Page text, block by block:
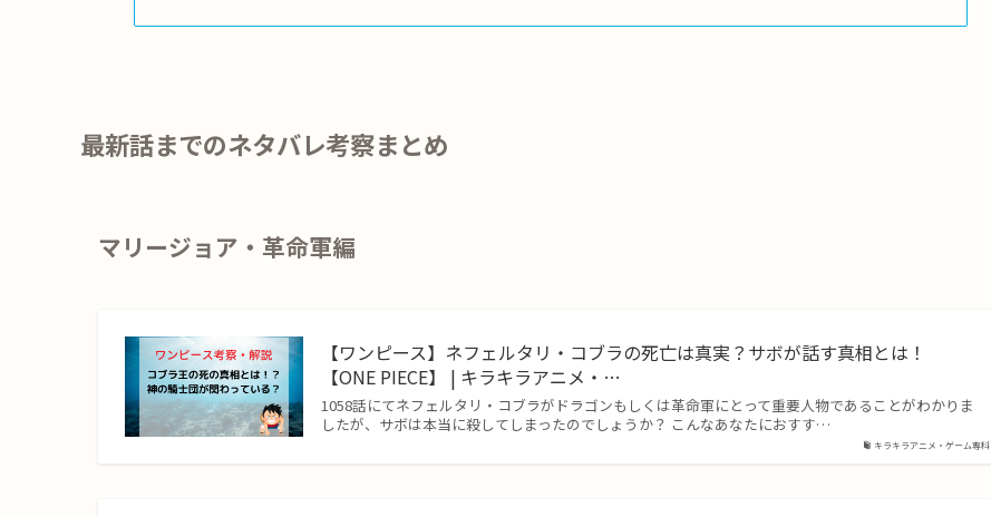
最新話までのネタバレ考察まとめ
マリージョア・革命軍編
キラキラアニメ・ゲーム専科
【ワンピース】ネフェルタリ・コブラの死亡は真実？サボが話す真相とは！
【ONE PIECE】 | キラキラアニメ・…
1058話にてネフェルタリ・コブラがドラゴンもしくは革命軍にとって重要人物であることがわかりま
したが、サボは本当に殺してしまったのでしょうか？ こんなあなたにおすす…